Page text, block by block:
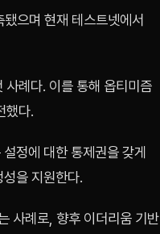
으며 현재 테스트넷에서
례다. 이를 통해 옵티미즘
했다.
정에 대한 통제권을 갖게
을 지원한다.
사례로, 향후 이더리움 기반